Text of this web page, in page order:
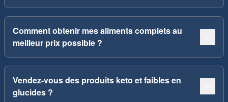
Comment obtenir mes aliments complets au
meilleur prix possible ?
Vendez-vous des produits keto et faibles en
glucides ?